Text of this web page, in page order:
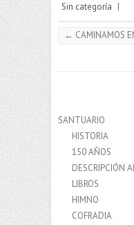
Sin categoría |
← CAMINAMOS
SANTUARIO
HISTORIA
150 AÑOS
DESCRIPCIÓN
LIBROS
HIMNO
COFRADIA